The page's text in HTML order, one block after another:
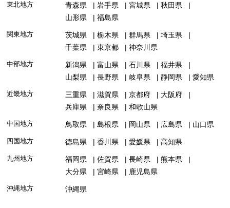
東北地方 青森県 岩手県 宮城県
秋田県
山形県
福島県
関東地方 茨城県 栃木県 群馬県
埼玉県
千葉県
東京都 神奈川県
中部地方 新潟県 富山県 石川県
福井県
山梨県
長野県 岐阜県 静岡県 愛知県
近畿地方 三重県 滋賀県 京都府
大阪府
兵庫県
奈良県 和歌山県
中国地方 鳥取県 島根県 岡山県 広島県 山口県
四国地方 徳島県 香川県 愛媛県 高知県
九州地方 福岡県 佐賀県 長崎県
熊本県
大分県
宮崎県 鹿児島県
沖縄地方 沖縄県